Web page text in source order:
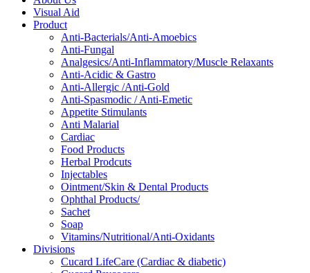
Visual Aid
Product
Anti-Bacterials/Anti-Amoebics
Anti-Fungal
Analgesics/Anti-Inflammatory/Muscle Relaxants
Anti-Acidic & Gastro
Anti-Allergic /Anti-Gold
Anti-Spasmodic / Anti-Emetic
Appetite Stimulants
Anti Malarial
Cardiac
Food Products
Herbal Prodcuts
Injectables
Ointment/Skin & Dental Products
Ophthal Products/
Sachet
Soap
Vitamins/Nutritional/Anti-Oxidants
Divisions
Cucard LifeCare (Cardiac & diabetic)